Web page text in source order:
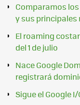
Comparamos
y sus principales
El roaming
del 1 de julio
Nace Google
registrará
Sigue el Google